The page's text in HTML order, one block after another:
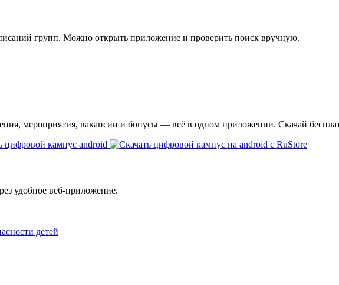
групп. Можно открыть приложение и проверить поиск вручную.
мероприятия, вакансии и бонусы — всё в одном приложении. Скачай
удобное веб‑приложение.
детей